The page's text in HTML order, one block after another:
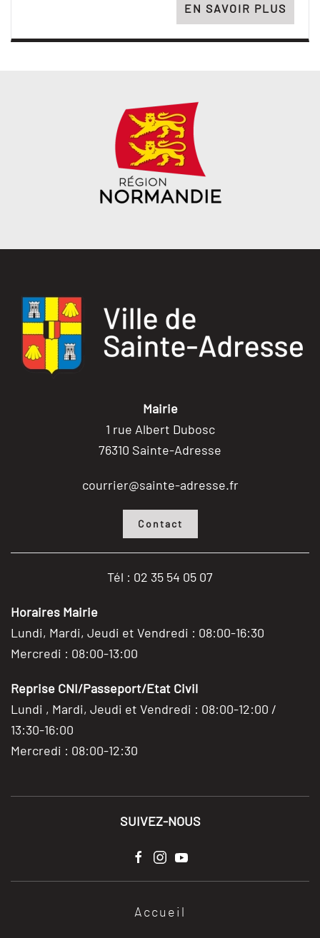
EN SAVOIR PLUS
Mairie
1 rue Albert Dubosc
76310 Sainte-Adresse
courrier@sainte-adresse.fr
Contact
Tél : 02 35 54 05 07
Horaires Mairie
Lundi, Mardi, Jeudi et Vendredi : 08:00-16:30
Mercredi : 08:00-13:00
Reprise CNI/Passeport/Etat Civil
Lundi , Mardi, Jeudi et Vendredi : 08:00-12:00 /
13:30-16:00
Mercredi : 08:00-12:30
SUIVEZ-NOUS
Accueil